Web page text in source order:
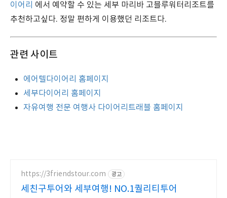
이어리 에서 예약할 수 있는 세부 마리바 고블루워터리조트를
추천하고싶다. 정말 편하게 이용했던 리조트다.
관련 사이트
에어텔다이어리 홈페이지
세부다이어리 홈페이지
자유여행 전문 여행사 다이어리트래블 홈페이지
https://3friendstour.com 광고
세친구투어와 세부여행! NO.1퀄리티투어